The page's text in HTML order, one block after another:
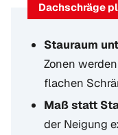
Dachschräge
Stauraum
Zonen
flachen
Maß statt
der Neigung